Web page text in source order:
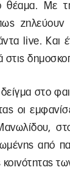
θέαμα. Με
live. Και
στις
στο
οι
από
κοινότητας